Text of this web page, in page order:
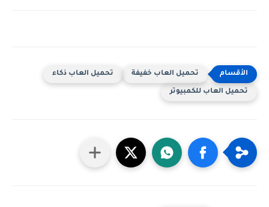
تحميل العاب خفيفة تحميل العاب ذكاء
تحميل العاب للكمبيوتر